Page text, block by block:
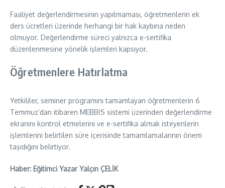
Faaliyet değerlendirmesinin yapılmaması, öğretmenlerin ek
ders ücretleri üzerinde herhangi bir hak kaybına neden
olmuyor. Değerlendirme süreci yalnızca e-sertifika
düzenlenmesine yönelik işlemleri kapsıyor.
Öğretmenlere Hatırlatma
Yetkililer, seminer programını tamamlayan öğretmenlerin 6
Temmuz’dan itibaren MEBBİS sistemi üzerinden değerlendirme
ekranını kontrol etmelerini ve e-sertifika almak isteyenlerin
işlemlerini belirtilen süre içerisinde tamamlamalarının önem
taşıdığını belirtiyor.
Haber: Eğitimci Yazar Yalçın ÇELİK